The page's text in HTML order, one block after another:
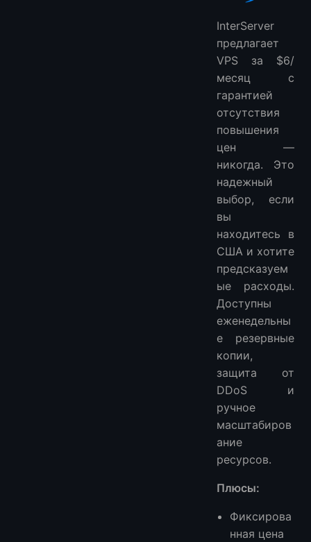
InterServer
предлагает
VPS за $6/
месяц с
гарантией
отсутствия
повышения
цен —
никогда. Это
надежный
выбор, если
вы
находитесь в
США и хотите
предсказуем
ые расходы.
Доступны
еженедельны
е резервные
копии,
защита от
DDoS и
ручное
масштабиров
ание
ресурсов.
Плюсы:
Фиксирова
нная цена